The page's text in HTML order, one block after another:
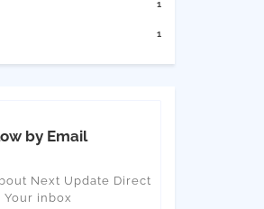
1
1
by Email
Next Update Direct
Your inbox